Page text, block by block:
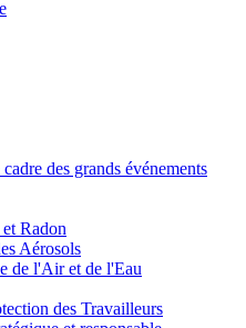
des grands événements
Radon
Aérosols
de l'Air et de l'Eau
des Travailleurs